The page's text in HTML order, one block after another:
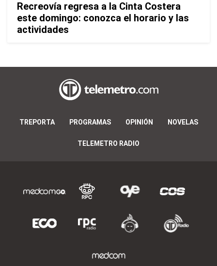
Recreovía regresa a la Cinta Costera
este domingo: conozca el horario y las
actividades
TREPORTA PROGRAMAS OPINIÓN NOVELAS
TELEMETRO RADIO